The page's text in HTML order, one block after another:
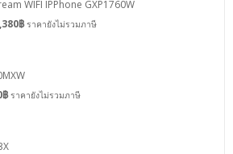
WIFI IPPhone GXP1760W
฿ ราคายังไม่รวมภาษี
฿ ราคายังไม่รวมภาษี